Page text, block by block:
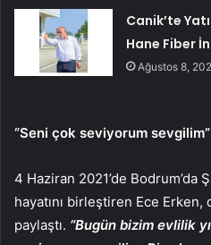
Canik’te
Hane Fiber
Ağustos 8,
“Seni çok seviyorum sevgilim”
4 Haziran 2021’de Bodrum’da
hayatını birleştiren Ece
paylaştı. “Bugün bizim evlilik